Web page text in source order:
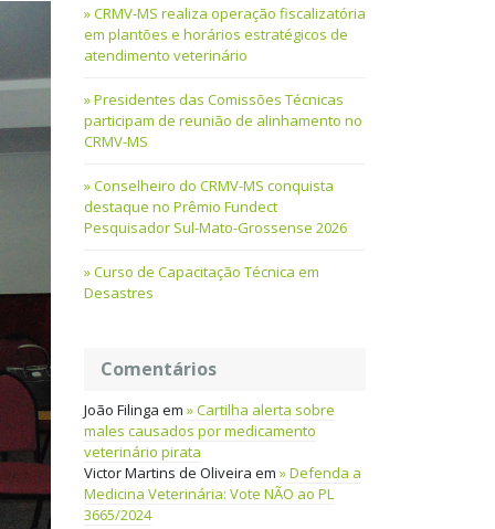
CRMV-MS realiza operação fiscalizatória
em plantões e horários estratégicos de
atendimento veterinário
Presidentes das Comissões Técnicas
participam de reunião de alinhamento no
CRMV-MS
Conselheiro do CRMV-MS conquista
destaque no Prêmio Fundect
Pesquisador Sul-Mato-Grossense 2026
Curso de Capacitação Técnica em
Desastres
Comentários
João Filinga em
Cartilha alerta sobre
males causados por medicamento
veterinário pirata
Victor Martins de Oliveira em
Defenda a
Medicina Veterinária: Vote NÃO ao PL
3665/2024